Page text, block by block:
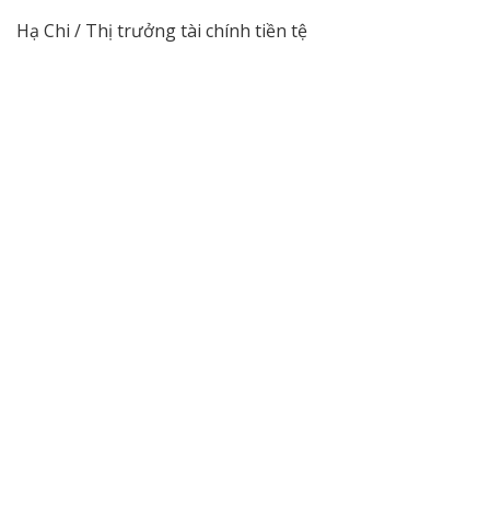
Hạ Chi / Thị trưởng tài chính tiền tệ